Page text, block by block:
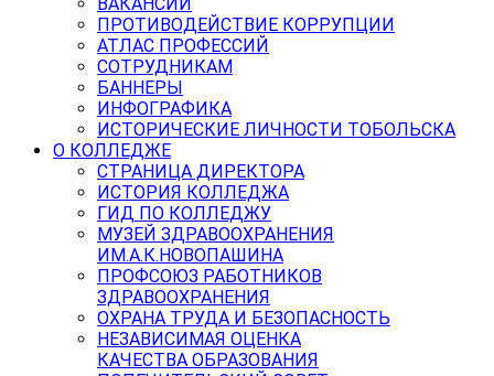
ПРОТИВОДЕЙСТВИЕ КОРРУПЦИИ
АТЛАС ПРОФЕССИЙ
СОТРУДНИКАМ
БАННЕРЫ
ИНФОГРАФИКА
ИСТОРИЧЕСКИЕ ЛИЧНОСТИ ТОБОЛЬСКА
О КОЛЛЕДЖЕ
СТРАНИЦА ДИРЕКТОРА
ИСТОРИЯ КОЛЛЕДЖА
ГИД ПО КОЛЛЕДЖУ
МУЗЕЙ ЗДРАВООХРАНЕНИЯ
ИМ.А.К.НОВОПАШИНА
ПРОФСОЮЗ РАБОТНИКОВ
ЗДРАВООХРАНЕНИЯ
ОХРАНА ТРУДА И БЕЗОПАСНОСТЬ
НЕЗАВИСИМАЯ ОЦЕНКА
КАЧЕСТВА ОБРАЗОВАНИЯ